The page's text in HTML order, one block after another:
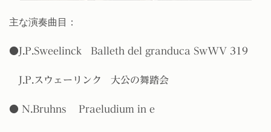
主な演奏曲目：
●J.P.Sweelinck Balleth del granduca SwWV 319
J.P. スウェーリンク 大公の舞踏会
● N.Bruhns Praeludium in e